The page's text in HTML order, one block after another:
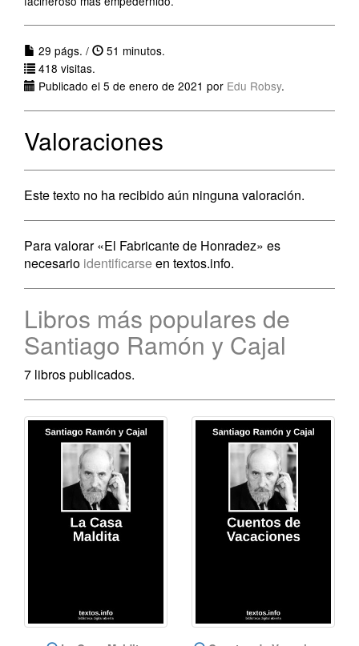
29 págs. /
51 minutos.
418 visitas.
Publicado el 5 de enero de 2021 por Edu Robsy.
Valoraciones
Este texto no ha recibido aún ninguna valoración.
Para valorar «El Fabricante de Honradez» es
necesario identificarse en textos.info.
Libros más populares de
Santiago Ramón y Cajal
7 libros publicados.